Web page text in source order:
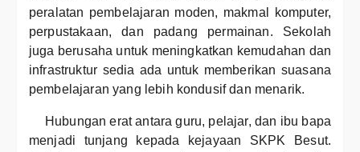
peralatan pembelajaran moden, makmal komputer,
perpustakaan, dan padang permainan. Sekolah
juga berusaha untuk meningkatkan kemudahan dan
infrastruktur sedia ada untuk memberikan suasana
pembelajaran yang lebih kondusif dan menarik.
Hubungan erat antara guru, pelajar, dan ibu bapa
menjadi tunjang kepada kejayaan SKPK Besut.